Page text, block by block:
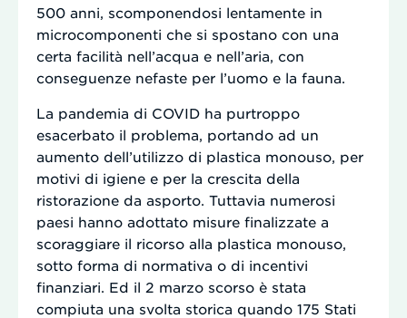
500 anni, scomponendosi lentamente in
microcomponenti che si spostano con una
certa facilità nell’acqua e nell’aria, con
conseguenze nefaste per l’uomo e la fauna.
La pandemia di COVID ha purtroppo
esacerbato il problema, portando ad un
aumento dell’utilizzo di plastica monouso, per
motivi di igiene e per la crescita della
ristorazione da asporto. Tuttavia numerosi
paesi hanno adottato misure finalizzate a
scoraggiare il ricorso alla plastica monouso,
sotto forma di normativa o di incentivi
finanziari. Ed il 2 marzo scorso è stata
compiuta una svolta storica quando 175 Stati